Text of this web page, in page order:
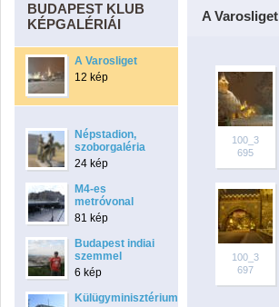
BUDAPEST KLUB
KÉPGALÉRIÁI
A Varosliget
12 kép
Népstadion,
szoborgaléria
24 kép
M4-es
metróvonal
81 kép
Budapest indiai
szemmel
6 kép
Külügyminisztérium
A Varosliget
100_3
695
100_3
697